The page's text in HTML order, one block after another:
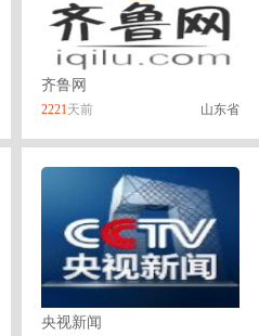
齐鲁网
2221天前 山东省
央视新闻